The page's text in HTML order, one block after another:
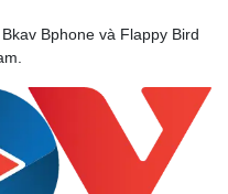
Bphone và Flappy Bird